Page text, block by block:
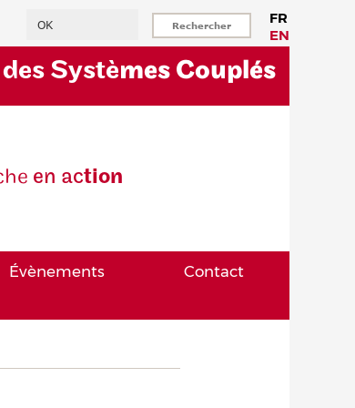
FR
EN
Systèmes Couplés
en action
Évènements Contact